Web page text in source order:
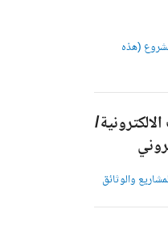
(هذه
والوثائق